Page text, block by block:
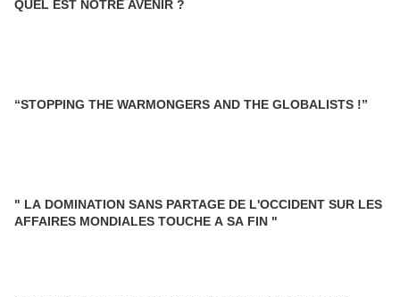
QUEL EST NOTRE AVENIR ?
“STOPPING THE WARMONGERS AND THE GLOBALISTS !”
" LA DOMINATION SANS PARTAGE DE L'OCCIDENT SUR LES
AFFAIRES MONDIALES TOUCHE A SA FIN "